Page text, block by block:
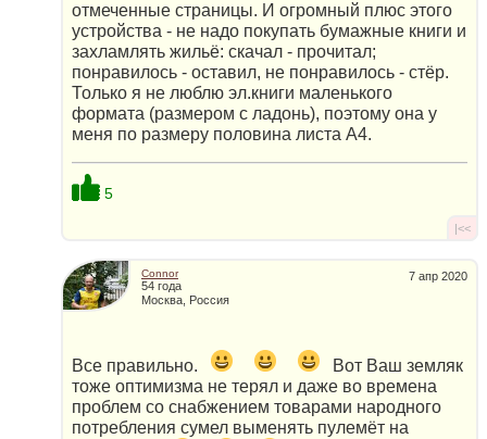
отмеченные страницы. И огромный плюс этого
устройства - не надо покупать бумажные книги и
захламлять жильё: скачал - прочитал;
понравилось - оставил, не понравилось - стёр.
Только я не люблю эл.книги маленького
формата (размером с ладонь), поэтому она у
меня по размеру половина листа А4.
5
|<<
7 апр 2020
Connor
54 года
Москва, Россия
Все правильно.
Вот Ваш земляк
тоже оптимизма не терял и даже во времена
проблем со снабжением товарами народного
потребления сумел выменять пулемёт на